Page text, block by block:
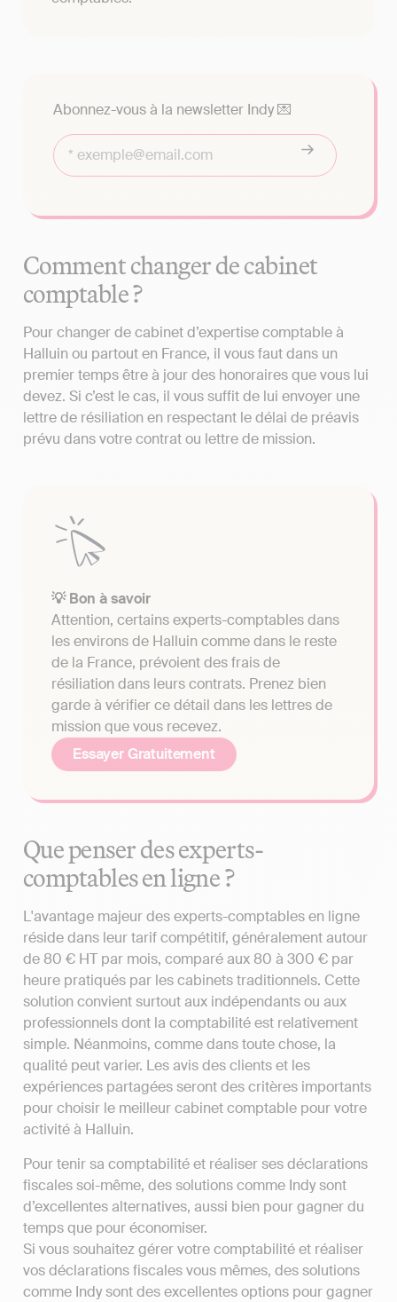
Abonnez-vous à la newsletter Indy 💌
Comment changer de cabinet
comptable ?
Pour changer de cabinet d’expertise comptable à
Halluin ou partout en France, il vous faut dans un
premier temps être à jour des honoraires que vous lui
devez. Si c’est le cas, il vous suffit de lui envoyer une
lettre de résiliation en respectant le délai de préavis
prévu dans votre contrat ou lettre de mission.
💡 Bon à savoir
Attention, certains experts-comptables dans
les environs de Halluin comme dans le reste
de la France, prévoient des frais de
résiliation dans leurs contrats. Prenez bien
garde à vérifier ce détail dans les lettres de
mission que vous recevez.
Essayer Gratuitement
Que penser des experts-
comptables en ligne ?
L'avantage majeur des experts-comptables en ligne
réside dans leur tarif compétitif, généralement autour
de 80 € HT par mois, comparé aux 80 à 300 € par
heure pratiqués par les cabinets traditionnels. Cette
solution convient surtout aux indépendants ou aux
professionnels dont la comptabilité est relativement
simple. Néanmoins, comme dans toute chose, la
qualité peut varier. Les avis des clients et les
expériences partagées seront des critères importants
pour choisir le meilleur cabinet comptable pour votre
activité à Halluin.
Pour tenir sa comptabilité et réaliser ses déclarations
fiscales soi-même, des solutions comme Indy sont
d’excellentes alternatives, aussi bien pour gagner du
temps que pour économiser.
Si vous souhaitez gérer votre comptabilité et réaliser
vos déclarations fiscales vous mêmes, des solutions
comme Indy sont des excellentes options pour gagner